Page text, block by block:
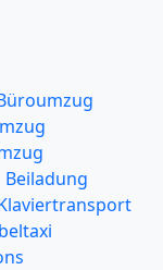
Beiladung